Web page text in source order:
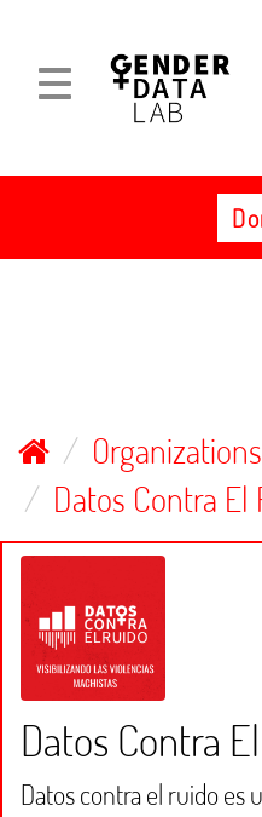
content
Toggle
navigation
Toggle
Organizations
Datos Contra El
Datos Contra
Datos contra el ruido es